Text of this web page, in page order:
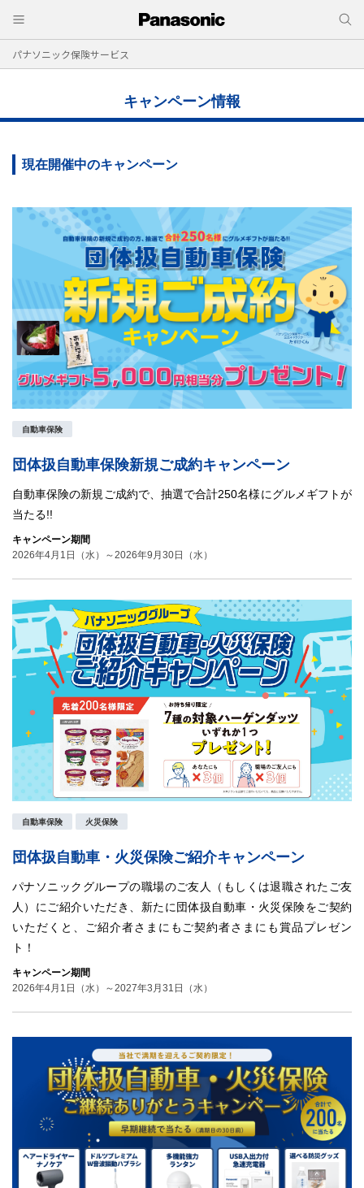
パナソニック保険サービス
キャンペーン情報
現在開催中のキャンペーン
自動車保険
団体扱自動車保険新規ご成約キャンペーン
自動車保険の新規ご成約で、抽選で合計250名様にグルメギフトが
当たる!!
キャンペーン期間
2026年4月1日（水）～2026年9月30日（水）
自動車保険 火災保険
団体扱自動車・火災保険ご紹介キャンペーン
パナソニックグループの職場のご友人（もしくは退職されたご友
人）にご紹介いただき、新たに団体扱自動車・火災保険をご契約
いただくと、ご紹介者さまにもご契約者さまにも賞品プレゼン
ト！
キャンペーン期間
2026年4月1日（水）～2027年3月31日（水）